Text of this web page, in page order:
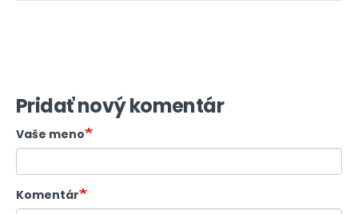
Pridať nový komentár
Vaše meno
Komentár